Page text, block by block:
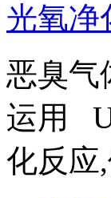
光氧净
恶臭气
运用
化反应